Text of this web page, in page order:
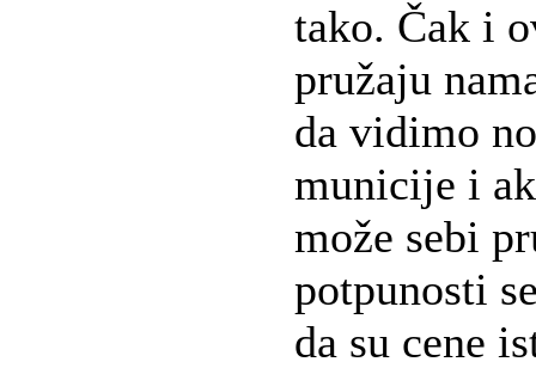
tako. Čak i
pružaju
da vidimo
municije i
može sebi
potpunosti
da su cene